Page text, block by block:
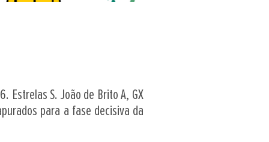
Estrelas S. João de Brito A, GX
para a fase decisiva da